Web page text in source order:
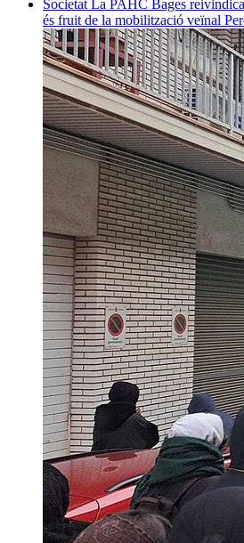
Societat La PAHC Bages
és fruit de la mobilització veïnal